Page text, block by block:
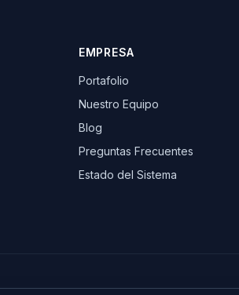
EMPRESA
Portafolio
Nuestro Equipo
Blog
Preguntas Frecuentes
Estado del Sistema